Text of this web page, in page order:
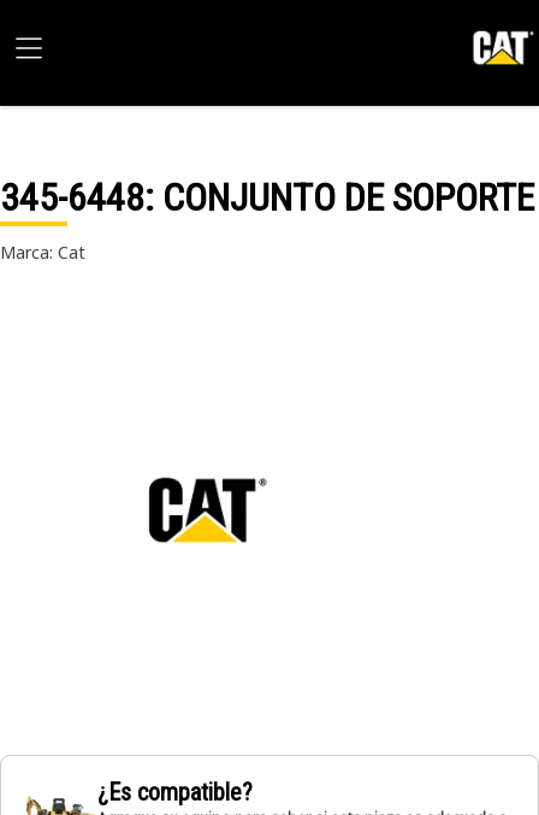
345-6448: CONJUNTO DE SOPORTE
Marca: Cat
¿Es compatible?